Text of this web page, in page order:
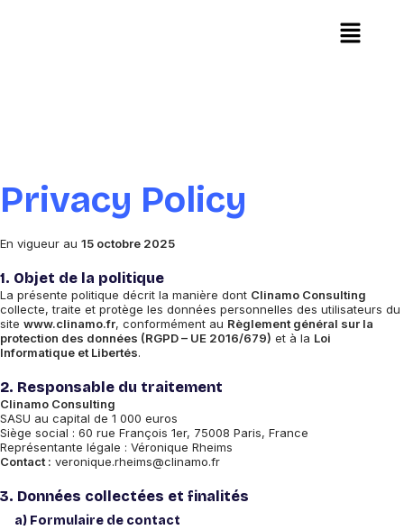
Privacy Policy
En vigueur au 15 octobre 2025
1. Objet de la politique
La présente politique décrit la manière dont Clinamo Consulting
collecte, traite et protège les données personnelles des utilisateurs du
site www.clinamo.fr, conformément au Règlement général sur la
protection des données (RGPD – UE 2016/679) et à la Loi
Informatique et Libertés.
2. Responsable du traitement
Clinamo Consulting
SASU au capital de 1 000 euros
Siège social : 60 rue François 1er, 75008 Paris, France
Représentante légale : Véronique Rheims
Contact : veronique.rheims@clinamo.fr
3. Données collectées et finalités
a) Formulaire de contact